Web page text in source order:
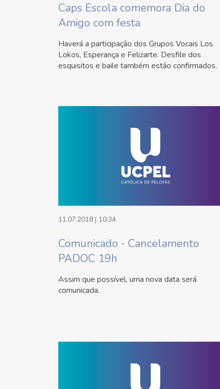
Caps Escola comemora Dia do
Amigo com festa
Haverá a participação dos Grupos Vocais Los
Lokos, Esperança e Felizarte. Desfile dos
esquisitos e baile também estão confirmados.
11.07.2018 | 10:34
Comunicado - Cancelamento
PADOC 19h
Assim que possível, uma nova data será
comunicada.